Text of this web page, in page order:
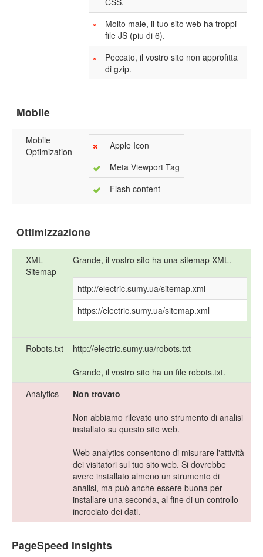
Molto male, il tuo sito web ha troppi
file JS (piu di 6).
Peccato, il vostro sito non approfitta
di gzip.
Mobile
Mobile
Optimization
Apple Icon
Meta Viewport Tag
Flash content
Ottimizzazione
XML
Sitemap
Grande, il vostro sito ha una sitemap XML.
http://electric.sumy.ua/sitemap.xml
https://electric.sumy.ua/sitemap.xml
Robots.txt
http://electric.sumy.ua/robots.txt
Grande, il vostro sito ha un file robots.txt.
Analytics
Non trovato
Non abbiamo rilevato uno strumento di analisi
installato su questo sito web.
Web analytics consentono di misurare l'attività
dei visitatori sul tuo sito web. Si dovrebbe
avere installato almeno un strumento di
analisi, ma può anche essere buona per
installare una seconda, al fine di un controllo
incrociato dei dati.
PageSpeed Insights